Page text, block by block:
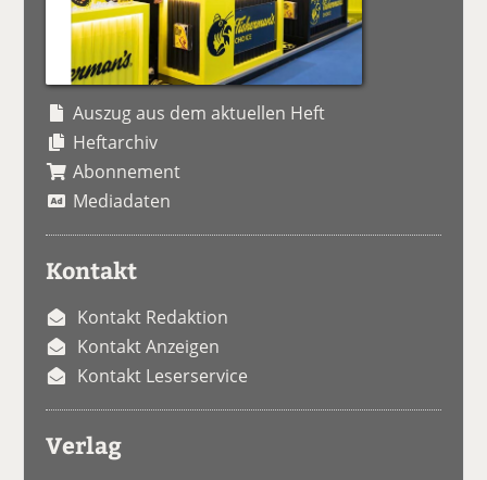
Auszug aus dem aktuellen Heft
Heftarchiv
Abonnement
Mediadaten
Kontakt
Kontakt Redaktion
Kontakt Anzeigen
Kontakt Leserservice
Verlag